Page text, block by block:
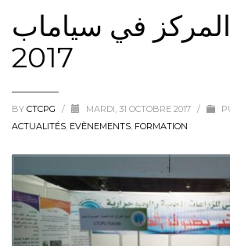
في سياماب
2017
BY CTCPG / MARDI, 31 OCTOBRE 2017 /
ACTUALITÉS, EVÈNEMENTS, FORMATION